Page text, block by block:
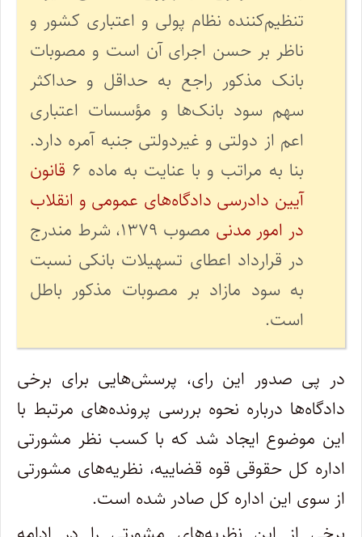
تنظیم‌کننده نظام پولی و اعتباری کشور و
ناظر بر حسن اجرای آن است و مصوبات
بانک مذکور راجع به حداقل و حداکثر
سهم سود بانک‌ها و مؤسسات اعتباری
اعم از دولتی و غیردولتی جنبه آمره دارد.
بنا به مراتب و با عنایت به ماده ۶
قانون
آیین دادرسی دادگاه‌های عمومی و انقلاب
در امور مدنی
مصوب ۱۳۷۹، شرط مندرج
در قرارداد اعطای تسهیلات بانکی نسبت
به سود مازاد بر مصوبات مذکور باطل
است.
در پی صدور این رای، پرسش‌هایی برای برخی
دادگاه‌ها درباره نحوه بررسی پرونده‌های مرتبط با
این موضوع ایجاد شد که با کسب نظر مشورتی
اداره کل حقوقی قوه قضاییه، نظریه‌های مشورتی
از سوی این اداره کل صادر شده است.